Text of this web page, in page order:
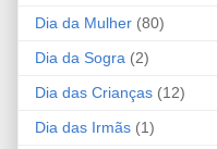
Dia da Mulher (80)
Dia da Sogra (2)
Dia das Crianças (12)
Dia das Irmãs (1)